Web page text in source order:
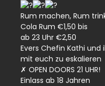
Rum machen, Rum
Cola Rum €1,50 bis
ab 23 Uhr €2,50
Evers Chefin Kathi
mit euch zu eskalieren
✗ OPEN DOORS 21 UHR!
Einlass ab 18 Jahren